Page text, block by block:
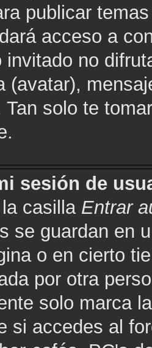
publicar
acceso a
invitado no
(avatar),
Tan solo te
sesión de
casilla Entrar
se guardan en
o en cierto
por otra
solo marca
si accedes al